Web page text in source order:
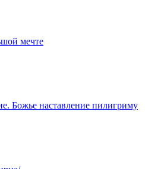
мечте
Божье наставление пилигриму